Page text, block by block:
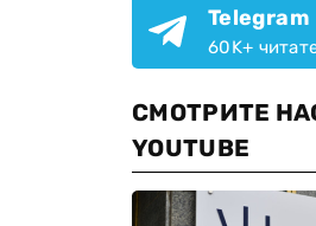
Telegram
60K+
СМОТРИТЕ
YOUTUBE